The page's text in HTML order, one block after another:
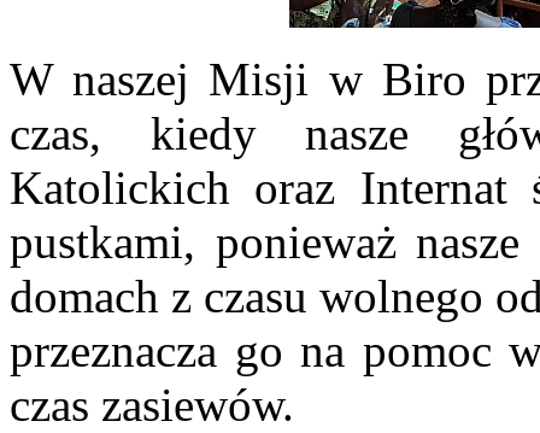
W naszej Misji w Biro
czas, kiedy nasze
Katolickich oraz Internat
pustkami, ponieważ
domach z czasu wolnego
przeznacza go na pomoc
czas zasiewów.